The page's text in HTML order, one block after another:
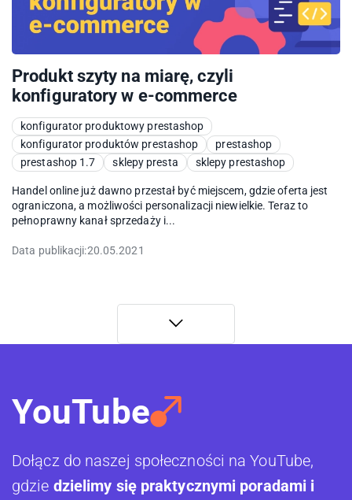
Produkt szyty na miarę, czyli
konfiguratory w e-commerce
konfigurator produktowy prestashop
konfigurator produktów prestashop
prestashop
prestashop 1.7
sklepy presta sklepy prestashop
Handel online już dawno przestał być miejscem, gdzie oferta jest
ograniczona, a możliwości personalizacji niewielkie. Teraz to
pełnoprawny kanał sprzedaży i...
Data publikacji:20.05.2021
YouTube
Dołącz do naszej społeczności na YouTube,
gdzie dzielimy się praktycznymi poradami i